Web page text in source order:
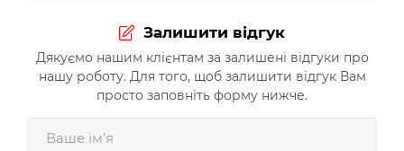
Залишити відгук
Дякуємо нашим клієнтам за залишені відгуки про
нашу роботу. Для того, щоб залишити відгук Вам
просто заповніть форму нижче.